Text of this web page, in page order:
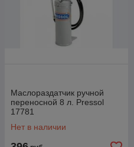
Маслораздатчик ручной
переносной 8 л. Pressol
17781
Нет в наличии